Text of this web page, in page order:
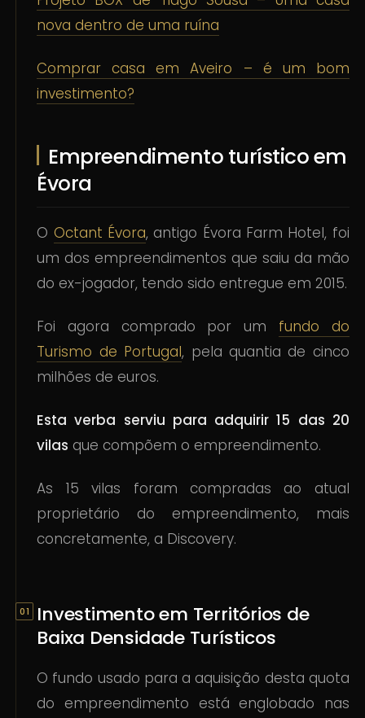
nova dentro de uma ruína
Comprar casa em Aveiro – é um bom
investimento?
Empreendimento turístico em
Évora
O Octant Évora, antigo Évora Farm Hotel, foi
um dos empreendimentos que saiu da mão
do ex-jogador, tendo sido entregue em 2015.
Foi agora comprado por um fundo do
Turismo de Portugal, pela quantia de cinco
milhões de euros.
Esta verba serviu para adquirir 15 das 20
vilas que compõem o empreendimento.
As 15 vilas foram compradas ao atual
proprietário do empreendimento, mais
concretamente, a Discovery.
Investimento em Territórios de
Baixa Densidade Turísticos
O fundo usado para a aquisição desta quota
do empreendimento está englobado nas